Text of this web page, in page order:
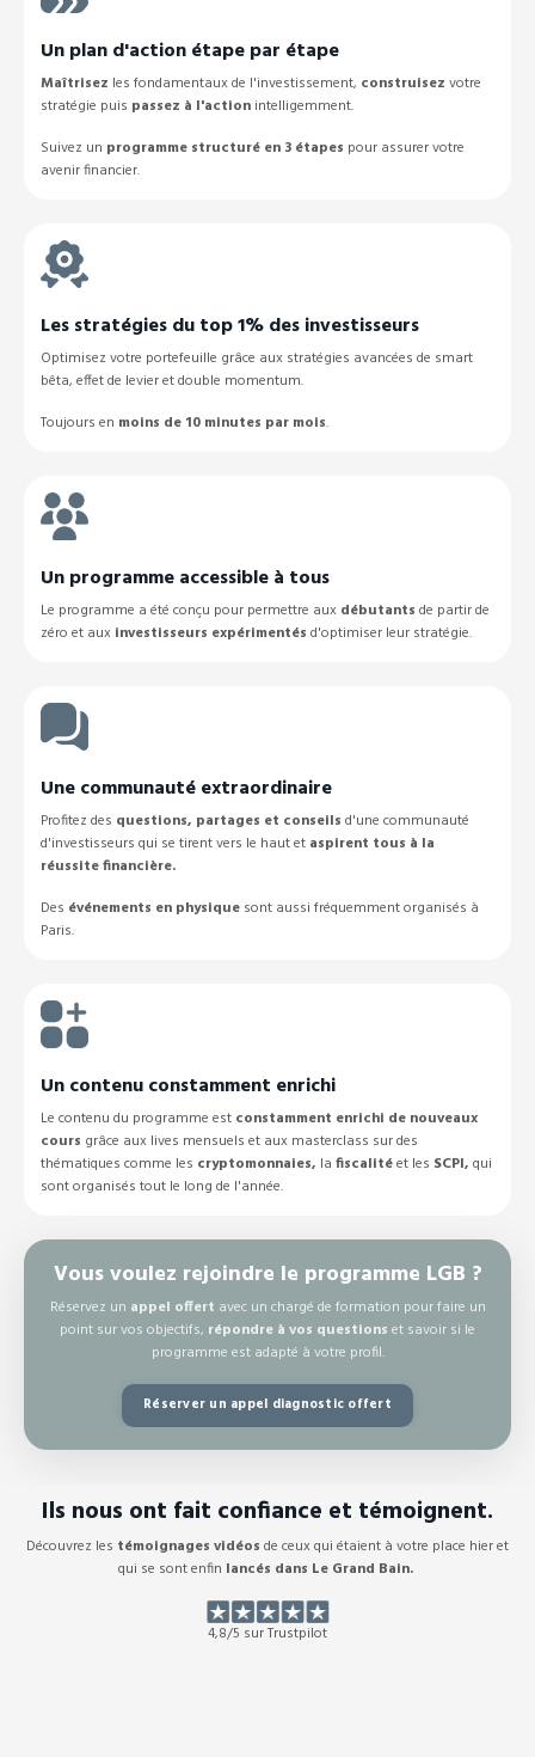
Un plan d'action étape par étape
Maîtrisez les fondamentaux de l'investissement, construisez votre
stratégie puis passez à l'action intelligemment.
Suivez un programme structuré en 3 étapes pour assurer votre
avenir financier.
Les stratégies du top 1% des investisseurs
Optimisez votre portefeuille grâce aux stratégies avancées de smart
bêta, effet de levier et double momentum.
Toujours en moins de 10 minutes par mois.
Un programme accessible à tous
Le programme a été conçu pour permettre aux débutants de partir de
zéro et aux investisseurs expérimentés d'optimiser leur stratégie.
Une communauté extraordinaire
Profitez des questions, partages et conseils d'une communauté
d'investisseurs qui se tirent vers le haut et aspirent tous à la
réussite financière.
Des événements en physique sont aussi fréquemment organisés à
Paris.
Un contenu constamment enrichi
Le contenu du programme est constamment enrichi de nouveaux
cours grâce aux lives mensuels et aux masterclass sur des
thématiques comme les cryptomonnaies, la fiscalitéet les SCPI, qui
sont organisés tout le long de l'année.
Vous voulez rejoindre le programme LGB ?
Réservez un appel offert avec un chargé de formation pour faire un
point sur vos objectifs, répondre à vos questions et savoir si le
programme est adapté à votre profil.
Réserver un appel diagnostic offert
Ils nous ont fait confiance et témoignent.
Découvrez les témoignages vidéos de ceux qui étaient à votre place hier et
qui se sont enfin lancés dans Le Grand Bain.
4,8/5 sur Trustpilot